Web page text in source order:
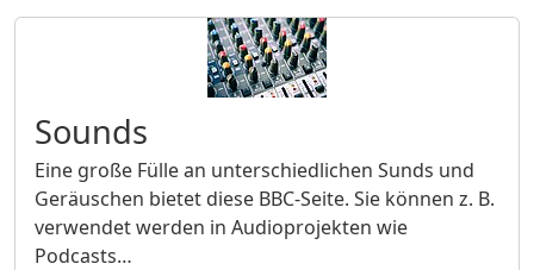
Sounds
Eine große Fülle an unterschiedlichen Sunds und
Geräuschen bietet diese BBC-Seite. Sie können z. B.
verwendet werden in Audioprojekten wie
Podcasts…